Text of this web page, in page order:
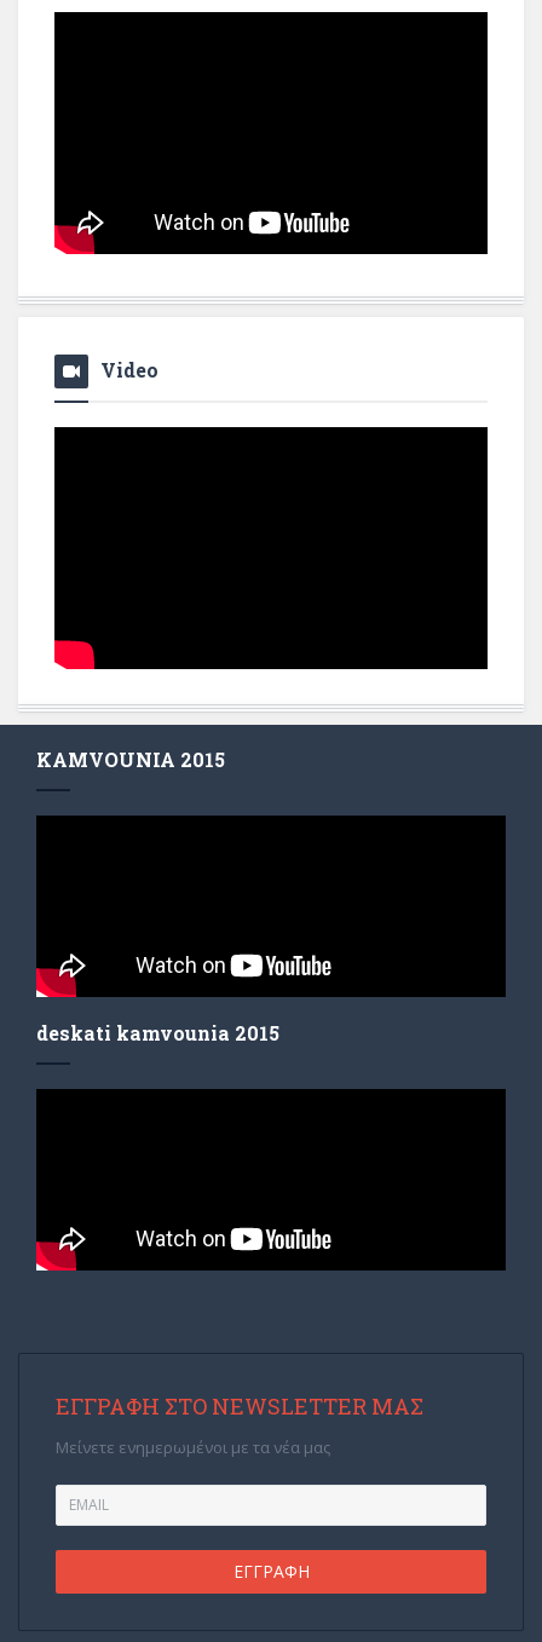
Video
KAMVOUNIA 2015
deskati kamvounia 2015
ΕΓΓΡΑΦΉ ΣΤΟ NEWSLETTER ΜΑΣ
Μείνετε ενημερωμένοι με τα νέα μας